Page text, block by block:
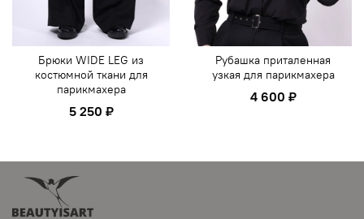
Брюки WIDE LEG из
костюмной ткани для
парикмахера
5 250 ₽
Рубашка приталенная
узкая для парикмахера
4 600 ₽